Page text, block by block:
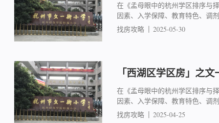
在《孟母眼中的杭州学区排序与
因素、入学保障、教育特色、调
找房攻略
2025-05-30
「西湖区学区房」之
在《孟母眼中的杭州学区排序与
因素、入学保障、教育特色、调
找房攻略
2025-04-25